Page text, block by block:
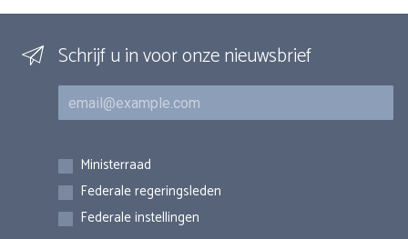
Schrijf u in voor onze nieuwsbrief
E-mail
Inschrijvingen
Ministerraad
Federale regeringsleden
Federale instellingen